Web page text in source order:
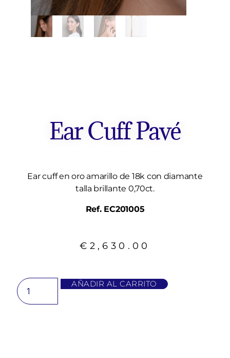
Ear Cuff Pavé
Ear cuff en oro amarillo de 18k con diamante
talla brillante 0,70ct.
Ref. EC201005
€ 2,630.00
AÑADIR AL CARRITO